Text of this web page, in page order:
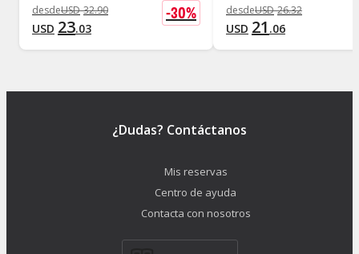
desdeUSD 32.90
USD 23.03
-30% desdeUSD 26.32
USD 21 .06
¿Dudas? Contáctanos
Mis reservas
Centro de ayuda
Contacta con nosotros